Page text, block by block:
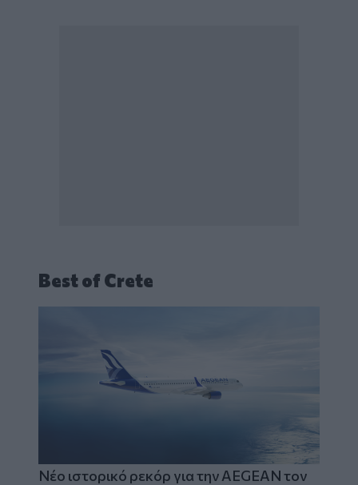
Best of Crete
Νέο ιστορικό ρεκόρ για την AEGEAN τον